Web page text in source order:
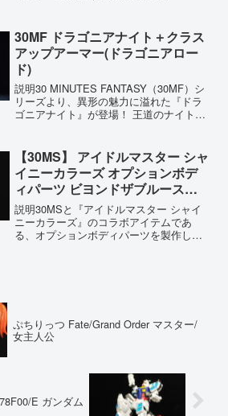
する手軽なキット』とのことで、その名
の通り...
30MF ドラゴニアナイト＋クラス
アップアーマー(ドラゴニアロー
ド)
説明30 MINUTES FANTASY（30MF）シ
リーズより、異形の魅力に溢れた『ドラ
ゴニアナイト』が登場！ 王道のナイトや
『竜人』がモチーフ。ファンタジーの世
界観...
【30MS】 アイドルマスター シャ
イニーカラーズ オプションボデ
ィパーツ ビヨンドザブルースカ
イ1[カラーB]
説明30MSと『アイドルマスター シャイ
ニーカラーズ』のコラボアイテムであ
る、オプションボディパーツを製作しま
ぷちりっつ Fate/Grand Order マスター/
女主人公
E ガンダム